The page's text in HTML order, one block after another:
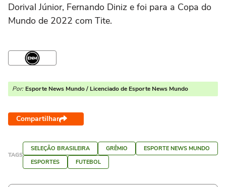
Dorival Júnior, Fernando Diniz e foi para a Copa do
Mundo de 2022 com Tite.
Por: Esporte News Mundo / Licenciado de Esporte News Mundo
Compartilhar
TAGS
SELEÇÃO BRASILEIRA GRÊMIO
ESPORTE NEWS MUNDO
ESPORTES
FUTEBOL